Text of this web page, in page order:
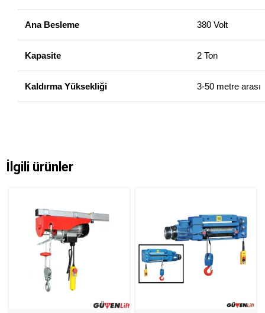
Ana Besleme 380 Volt
Kapasite 2 Ton
Kaldırma Yüksekliği 3-50 metre arası
İlgili ürünler